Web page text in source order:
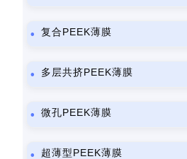
复合PEEK薄膜
多层共挤PEEK薄膜
微孔PEEK薄膜
超薄型PEEK薄膜